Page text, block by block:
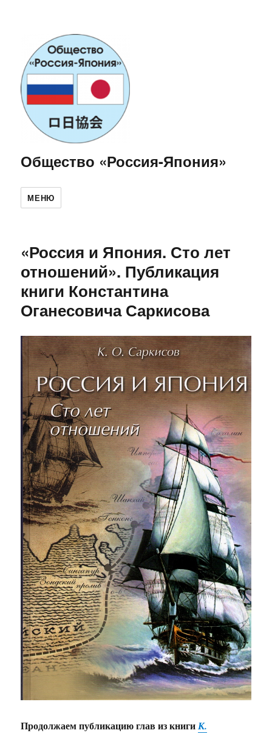
Общество «Россия-Япония»
МЕНЮ
«Россия и Япония. Сто лет
отношений». Публикация
книги Константина
Оганесовича Саркисова
Продолжаем публикацию глав из книги К.